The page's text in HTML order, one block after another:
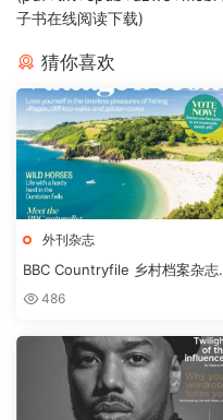
子书在线阅读下载)
猜你喜欢
外刊杂志
BBC Countryfile 乡村档案杂志
MARCH2018
486